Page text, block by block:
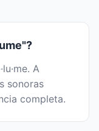
A
sonoras
completa.